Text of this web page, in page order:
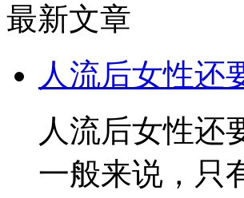
最新文章
人流后女性还
人流后女性还
一般来说，